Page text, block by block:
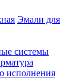
Эмали для
системы